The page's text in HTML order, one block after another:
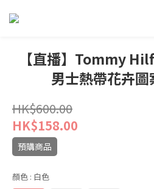
【直播】Tommy
男士熱帶花卉
HK$600.00
HK$158.00
預購商品
顏色 : 白色